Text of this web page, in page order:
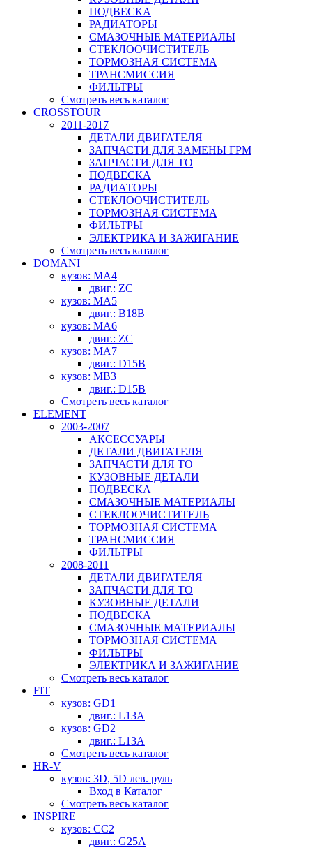
ПОДВЕСКА
РАДИАТОРЫ
СМАЗОЧНЫЕ МАТЕРИАЛЫ
СТЕКЛООЧИСТИТЕЛЬ
ТОРМОЗНАЯ СИСТЕМА
ТРАНСМИССИЯ
ФИЛЬТРЫ
Смотреть весь каталог
CROSSTOUR
2011-2017
ДЕТАЛИ ДВИГАТЕЛЯ
ЗАПЧАСТИ ДЛЯ ЗАМЕНЫ ГРМ
ЗАПЧАСТИ ДЛЯ ТО
ПОДВЕСКА
РАДИАТОРЫ
СТЕКЛООЧИСТИТЕЛЬ
ТОРМОЗНАЯ СИСТЕМА
ФИЛЬТРЫ
ЭЛЕКТРИКА И ЗАЖИГАНИЕ
Смотреть весь каталог
DOMANI
кузов: MA4
двиг.: ZC
кузов: MA5
двиг.: B18B
кузов: MA6
двиг.: ZC
кузов: MA7
двиг.: D15B
кузов: MB3
двиг.: D15B
Смотреть весь каталог
ELEMENT
2003-2007
АКСЕССУАРЫ
ДЕТАЛИ ДВИГАТЕЛЯ
ЗАПЧАСТИ ДЛЯ ТО
КУЗОВНЫЕ ДЕТАЛИ
ПОДВЕСКА
СМАЗОЧНЫЕ МАТЕРИАЛЫ
СТЕКЛООЧИСТИТЕЛЬ
ТОРМОЗНАЯ СИСТЕМА
ТРАНСМИССИЯ
ФИЛЬТРЫ
2008-2011
ДЕТАЛИ ДВИГАТЕЛЯ
ЗАПЧАСТИ ДЛЯ ТО
КУЗОВНЫЕ ДЕТАЛИ
ПОДВЕСКА
СМАЗОЧНЫЕ МАТЕРИАЛЫ
ТОРМОЗНАЯ СИСТЕМА
ФИЛЬТРЫ
ЭЛЕКТРИКА И ЗАЖИГАНИЕ
Смотреть весь каталог
FIT
кузов: GD1
двиг.: L13A
кузов: GD2
двиг.: L13A
Смотреть весь каталог
HR-V
кузов: 3D, 5D лев. руль
Вход в Каталог
Смотреть весь каталог
INSPIRE
кузов: CC2
двиг.: G25A